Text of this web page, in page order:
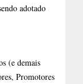
adotado
(e demais
Promotores